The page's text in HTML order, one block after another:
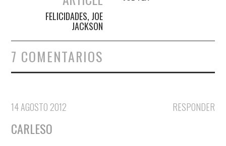
FELICIDADES, JOE
JACKSON
7 COMENTARIOS
RESPONDER
14 AGOSTO 2012
CARLESO